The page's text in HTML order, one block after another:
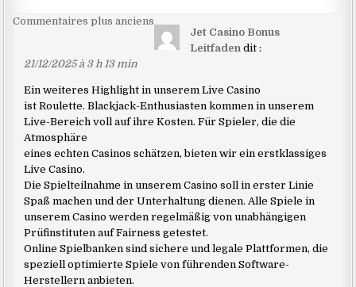
Navigation
les
commentaires
Commentaires plus anciens
Jet Casino Bonus
Leitfaden dit :
21/12/2025 à 3 h 13 min
Ein weiteres Highlight in unserem Live Casino
ist Roulette. Blackjack-Enthusiasten kommen in unserem
Live-Bereich voll auf ihre Kosten. Für Spieler, die die
Atmosphäre
eines echten Casinos schätzen, bieten wir ein erstklassiges
Live Casino.
Die Spielteilnahme in unserem Casino soll in erster Linie
Spaß machen und der Unterhaltung dienen. Alle Spiele in
unserem Casino werden regelmäßig von unabhängigen
Prüfinstituten auf Fairness getestet.
Online Spielbanken sind sichere und legale Plattformen, die
speziell optimierte Spiele von führenden Software-
Herstellern anbieten.